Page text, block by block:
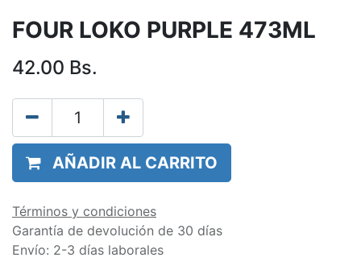
FOUR LOKO PURPLE 473ML
42.00 Bs.
AÑADIR AL CARRITO
Términos y condiciones
Garantía de devolución de 30 días
Envío: 2-3 días laborales